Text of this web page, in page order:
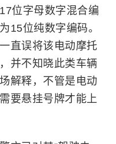
17位字母数字混合编
15位纯数字编码。
直误将该电动摩托
并不知晓此类车辆
解释，不管是电动
要悬挂号牌才能上